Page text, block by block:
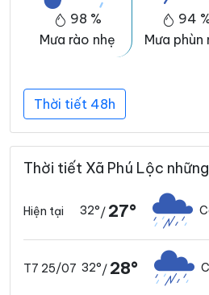
98 %
Mưa rào nhẹ
94
Mưa phùn
Thời tiết 48h
Thời tiết Xã Phú Lộc
Hiện tại 32°/ 27°
T7 25/07 32°/ 28°